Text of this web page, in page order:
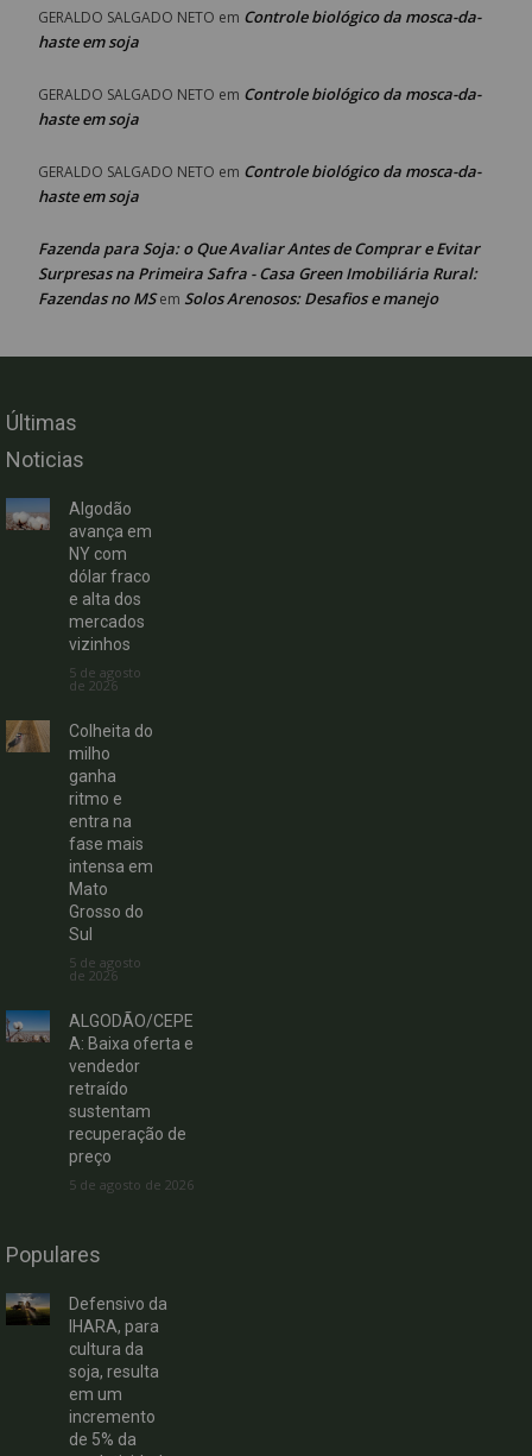
GERALDO SALGADO NETO em Controle biológico da mosca-da-
haste em soja
GERALDO SALGADO NETO em Controle biológico da mosca-da-
haste em soja
GERALDO SALGADO NETO em Controle biológico da mosca-da-
haste em soja
Fazenda para Soja: o Que Avaliar Antes de Comprar e Evitar
Surpresas na Primeira Safra - Casa Green Imobiliária Rural:
Fazendas no MSem Solos Arenosos: Desafios e manejo
Últimas
Noticias
Algodão
avança em
NY com
dólar fraco
e alta dos
mercados
vizinhos
5 de agosto
de 2026
Colheita do
milho
ganha
ritmo e
entra na
fase mais
intensa em
Mato
Grosso do
Sul
5 de agosto
de 2026
ALGODÃO/CEPE
A: Baixa oferta e
vendedor
retraído
sustentam
recuperação de
preço
5 de agosto de 2026
Populares
Defensivo da
IHARA, para
cultura da
soja, resulta
em um
incremento
de 5% da